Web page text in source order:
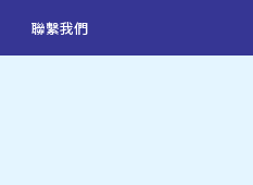
聯繫我們